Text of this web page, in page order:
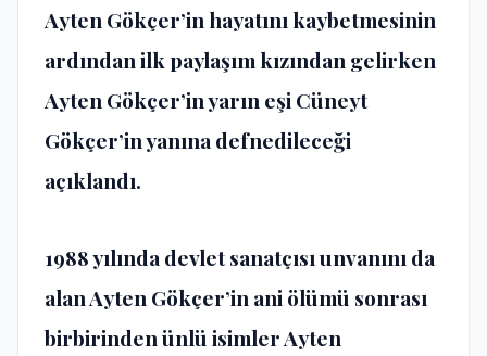
Ayten Gökçer’in hayatını kaybetmesinin
ardından ilk paylaşım kızından gelirken
Ayten Gökçer’in yarın eşi Cüneyt
Gökçer’in yanına defnedileceği
açıklandı.
1988 yılında devlet sanatçısı unvanını da
alan Ayten Gökçer’in ani ölümü sonrası
birbirinden ünlü isimler Ayten